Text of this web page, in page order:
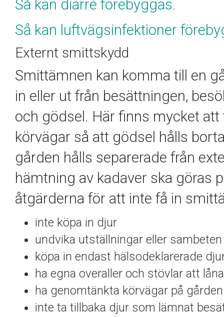
Så kan diarré förebyggas.
Så kan luftvägsinfektioner
Externt smittskydd
Smittämnen kan komma till en
in eller ut från besättningen,
och gödsel. Här finns mycket
körvägar så att gödsel hålls
gården hålls separerade från
hämtning av kadaver ska göras
åtgärderna för att inte få in
inte köpa in djur
undvika utställningar eller sambeten
köpa in endast hälsodeklarerade
ha egna overaller och stövlar att
ha genomtänkta körvägar på gården
inte ta tillbaka djur som lämnat